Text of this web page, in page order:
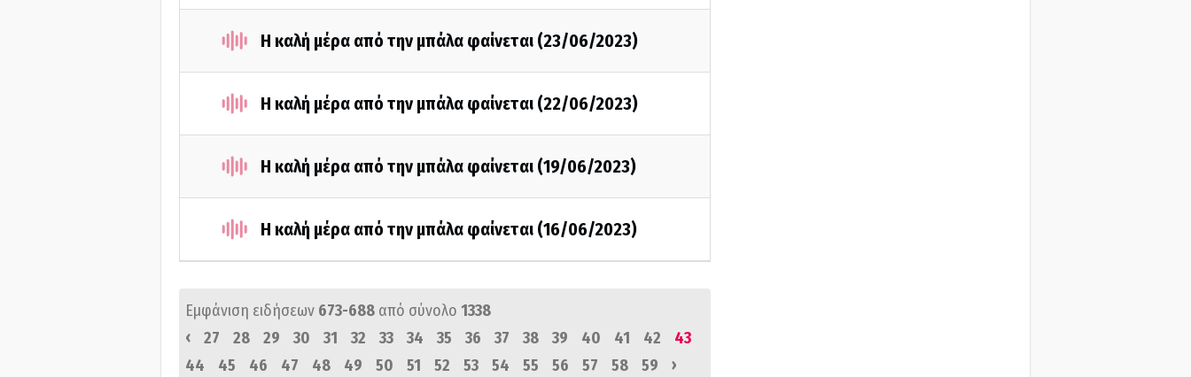
Η καλή μέρα από την μπάλα φαίνεται (23/06/2023)
Η καλή μέρα από την μπάλα φαίνεται (22/06/2023)
Η καλή μέρα από την μπάλα φαίνεται (19/06/2023)
Η καλή μέρα από την μπάλα φαίνεται (16/06/2023)
Εμφάνιση ειδήσεων 673-688 από σύνολο 1338
‹
27 28 29 30 31 32 33 34 35 36 37 38 39 40 41 42
43
44
45 46 47 48 49 50 51 52 53 54 55 56 57 58 59 ›